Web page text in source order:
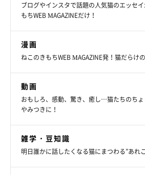
ねこのきもち投稿写真ギャラリー
「廊下に猫が落ちている。夜中水を飲
体が落ちててビックリする」
「床にパタっと寝転んでることが多い
体を丸めてるけど、暑い時は身体が
「いろんな所で2匹の大型猫がひっく
ブログやインスタで話題の人気猫のエッセ
もちWEB MAGAZINEだけ！
漫画
ねこのきもちWEB MAGAZINE発！猫だらけ
動画
おもしろ、感動、驚き、癒し…猫たちのち
やみつきに！
雑学・豆知識
明日誰かに話したくなる猫にまつわる”あれ